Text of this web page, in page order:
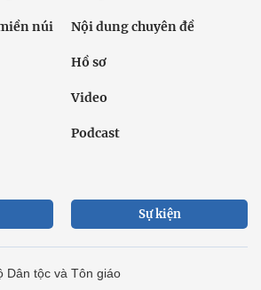
núi Nội dung chuyên đề
Hồ sơ
Video
Podcast
Sự kiện
Dân tộc và Tôn giáo